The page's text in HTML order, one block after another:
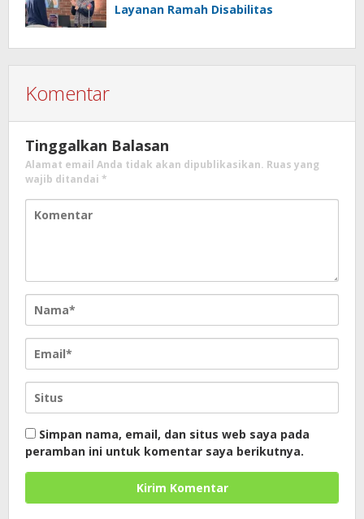
Layanan Ramah Disabilitas
Komentar
Tinggalkan Balasan
Alamat email Anda tidak akan dipublikasikan. Ruas yang
wajib ditandai *
Simpan nama, email, dan situs web saya pada
peramban ini untuk komentar saya berikutnya.